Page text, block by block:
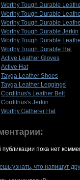
Worthy Tough Durable
Worthy Tough Durable
Worthy Tough Durable
Worthy Tough Durable Jerkin
Worthy Tough Durable
Worthy Tough Durable Hat
Active Leather Gloves
Active Hat
Tayga Leather Shoes
Tayga Leather Leggings
Cordilnus's Leather Belt
Cordilnus's Jerkin
Worthy Gatherer Hat
публикации пока нет
узнать, что напишут